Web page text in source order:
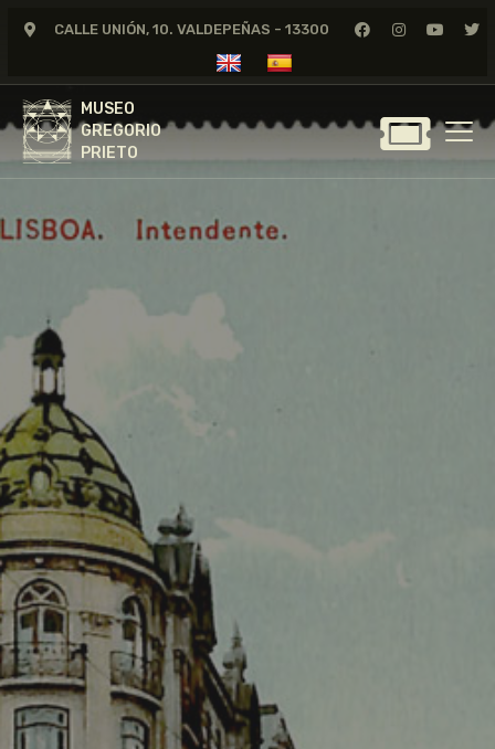
CALLE UNIÓN, 10. VALDEPEÑAS - 13300
MUSEO
GREGORIO
PRIETO
MUSEO
GREGORIO
GREGORIO PRIETO
MUSEO
CERTAMEN DE DIBUJO